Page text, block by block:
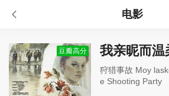
电影
豆瓣高分 我亲昵而温
狩猎事故 Moy
e Shooting Party